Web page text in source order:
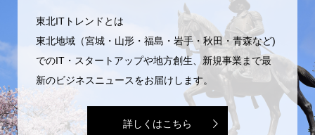
東北ITトレンドとは
東北地域（宮城・山形・福島・岩手・秋田・青森など)
でのIT・スタートアップや地方創生、新規事業まで最
新のビジネスニュースをお届けします。
詳しくはこちら